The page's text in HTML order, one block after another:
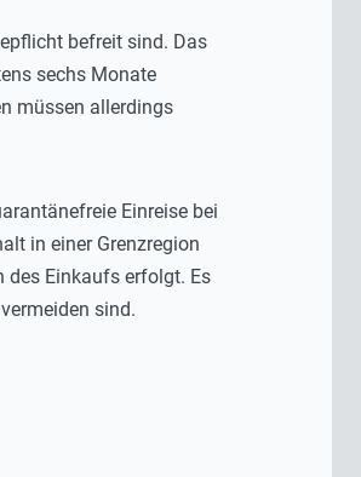
befreit sind. Das
sechs Monate
müssen allerdings
Einreise bei
in einer Grenzregion
des Einkaufs erfolgt. Es
sind.